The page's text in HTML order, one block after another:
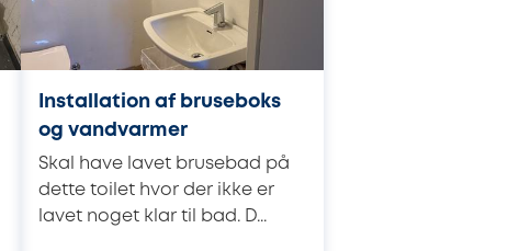
Installation af bruseboks
og vandvarmer
Skal have lavet brusebad på
dette toilet hvor der ikke er
lavet noget klar til bad. D...